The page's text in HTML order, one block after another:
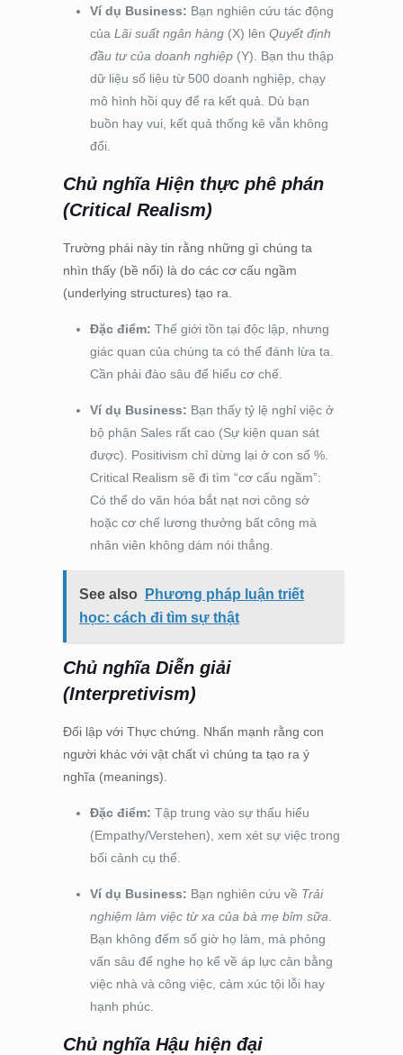
Ví dụ Business: Bạn nghiên cứu tác động
của Lãi suất ngân hàng(X) lên Quyết định
đầu tư của doanh nghiệp(Y). Bạn thu thập
dữ liệu số liệu từ 500 doanh nghiệp, chạy
mô hình hồi quy để ra kết quả. Dù bạn
buồn hay vui, kết quả thống kê vẫn không
đổi.
Chủ nghĩa Hiện thực phê phán
(Critical Realism)
Trường phái này tin rằng những gì chúng ta
nhìn thấy (bề nổi) là do các cơ cấu ngầm
(underlying structures) tạo ra.
Đặc điểm: Thế giới tồn tại độc lập, nhưng
giác quan của chúng ta có thể đánh lừa ta.
Cần phải đào sâu để hiểu cơ chế.
Ví dụ Business: Bạn thấy tỷ lệ nghỉ việc ở
bộ phận Sales rất cao (Sự kiện quan sát
được). Positivism chỉ dừng lại ở con số %.
Critical Realism sẽ đi tìm “cơ cấu ngầm”:
Có thể do văn hóa bắt nạt nơi công sở
hoặc cơ chế lương thưởng bất công mà
nhân viên không dám nói thẳng.
See also
Phương pháp luận triết
học: cách đi tìm sự thật
Chủ nghĩa Diễn giải
(Interpretivism)
Đối lập với Thực chứng. Nhấn mạnh rằng con
người khác với vật chất vì chúng ta tạo ra ý
nghĩa (meanings).
Đặc điểm: Tập trung vào sự thấu hiểu
(Empathy/Verstehen), xem xét sự việc trong
bối cảnh cụ thể.
Ví dụ Business: Bạn nghiên cứu về Trải
nghiệm làm việc từ xa của bà mẹ bỉm sữa
Bạn không đếm số giờ họ làm, mà phỏng
vấn sâu để nghe họ kể về áp lực cân bằng
việc nhà và công việc, cảm xúc tội lỗi hay
hạnh phúc.
Chủ nghĩa Hậu hiện đại